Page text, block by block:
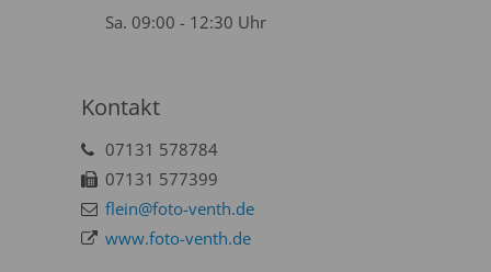
Sa. 09:00 - 12:30 Uhr
Kontakt
07131 578784
07131 577399
flein@foto-venth.de
www.foto-venth.de